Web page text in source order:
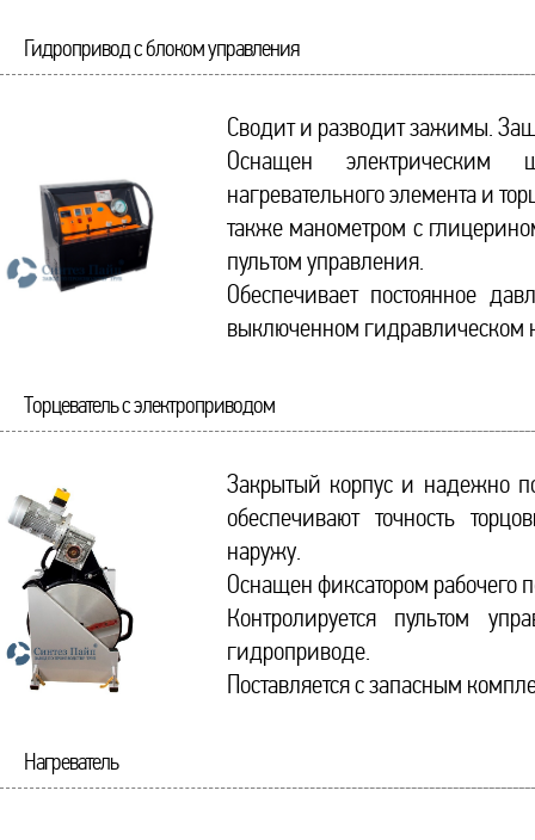
Гидропривод с блоком управления
Сводит и разводит зажимы.
Оснащен
нагревательного элемента и
также манометром с
пультом управления.
Обеспечивает постоянное
выключенном гидравлическом
Торцеватель с электроприводом
Закрытый корпус и надежно
обеспечивают точность
наружу.
Оснащен фиксатором рабочего
Контролируется пультом
гидроприводе.
Поставляется с запасным
Нагреватель